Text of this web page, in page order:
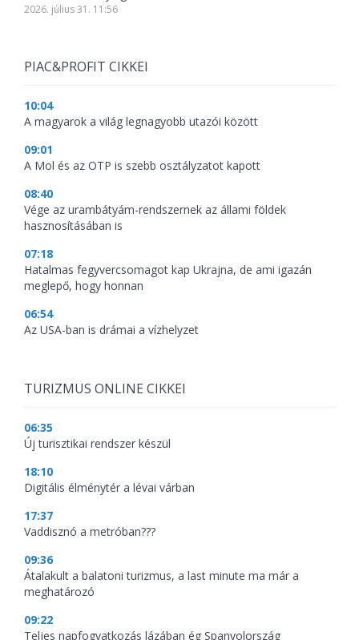
2026. július 31. 11:56
PIAC&PROFIT CIKKEI
10:04
A magyarok a világ legnagyobb utazói között
09:01
A Mol és az OTP is szebb osztályzatot kapott
08:40
Vége az urambátyám-rendszernek az állami földek
hasznosításában is
07:18
Hatalmas fegyvercsomagot kap Ukrajna, de ami igazán
meglepő, hogy honnan
06:54
Az USA-ban is drámai a vízhelyzet
TURIZMUS ONLINE CIKKEI
06:35
Új turisztikai rendszer készül
18:10
Digitális élménytér a lévai várban
17:37
Vaddisznó a metróban???
09:36
Átalakult a balatoni turizmus, a last minute ma már a
meghatározó
09:22
Teljes napfogyatkozás lázában ég Spanyolország